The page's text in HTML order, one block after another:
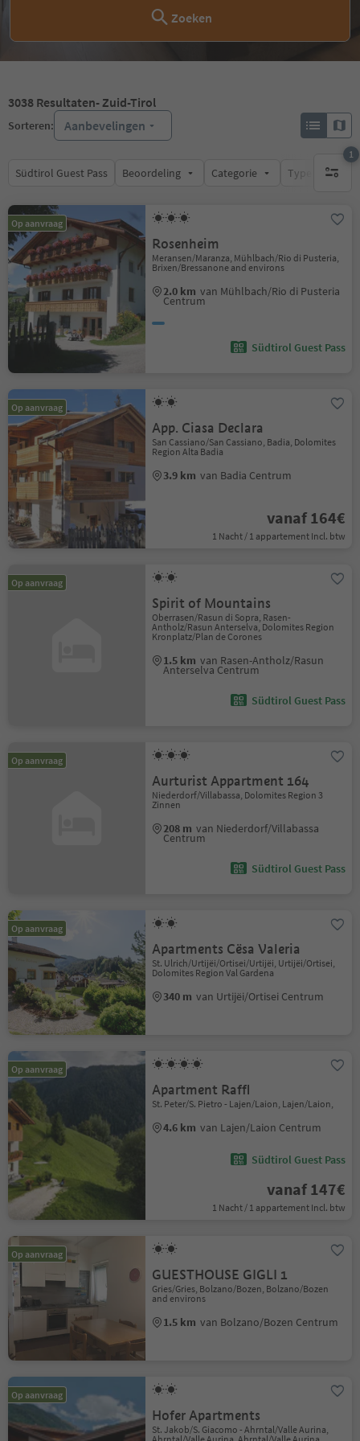
Zoeken
3038 Resultaten- Zuid-Tirol
Sorteren: Aanbevelingen
Südtirol Guest Pass Beoordeling Categorie Type catering
1
1
Op aanvraag
Rosenheim
Meransen/Maranza, Mühlbach/Rio di Pusteria,
Brixen/Bressanone and environs
2.0 km van Mühlbach/Rio di Pusteria
Centrum
Südtirol Guest Pass
Op aanvraag
App. Ciasa Declara
San Cassiano/San Cassiano, Badia, Dolomites
Region Alta Badia
3.9 km van Badia Centrum
vanaf 164€
1 Nacht / 1 appartement Incl. btw
Op aanvraag
Spirit of Mountains
Oberrasen/Rasun di Sopra, Rasen-
Antholz/Rasun Anterselva, Dolomites Region
Kronplatz/Plan de Corones
1.5 km van Rasen-Antholz/Rasun
Anterselva Centrum
Südtirol Guest Pass
Op aanvraag
Aurturist Appartment 164
Niederdorf/Villabassa, Dolomites Region 3
Zinnen
208 m van Niederdorf/Villabassa
Centrum
Südtirol Guest Pass
Op aanvraag
Apartments Cësa Valeria
St. Ulrich/Urtijëi/Ortisei/Urtijëi, Urtijëi/Ortisei,
Dolomites Region Val Gardena
340 m van Urtijëi/Ortisei Centrum
Op aanvraag
Apartment Raffl
St. Peter/S. Pietro - Lajen/Laion, Lajen/Laion,
4.6 km van Lajen/Laion Centrum
Südtirol Guest Pass
vanaf 147€
1 Nacht / 1 appartement Incl. btw
Op aanvraag
GUESTHOUSE GIGLI 1
Gries/Gries, Bolzano/Bozen, Bolzano/Bozen
and environs
1.5 km van Bolzano/Bozen Centrum
Op aanvraag
Hofer Apartments
St. Jakob/S. Giacomo - Ahrntal/Valle Aurina,